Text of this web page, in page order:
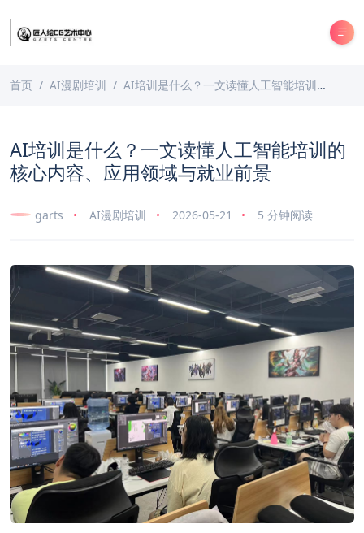
首页 AI漫剧培训 AI培训是什么？一文读懂人工智能培训的核心内容、应用领域与就业前景
AI培训是什么？一文读懂人工智能培训的
核心内容、应用领域与就业前景
garts AI漫剧培训 2026-05-21 5 分钟阅读